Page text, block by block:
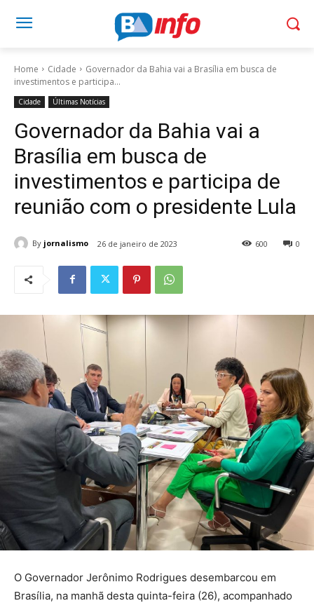
Home Cidade
Governador da Bahia vai a Brasília em busca de
investimentos e participa...
Cidade Últimas Notícias
Governador da Bahia vai a
Brasília em busca de
investimentos e participa de
reunião com o presidente Lula
By jornalismo 26 de janeiro de 2023 0
600
O Governador Jerônimo Rodrigues desembarcou em
Brasília, na manhã desta quinta-feira (26), acompanhado